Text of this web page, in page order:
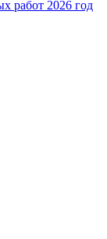
работ 2026 год